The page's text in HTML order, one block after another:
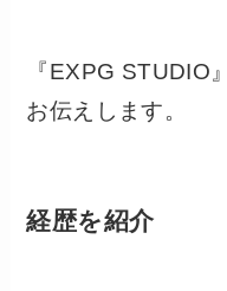
『EXPG STUDIO
お伝えします。
経歴を紹介